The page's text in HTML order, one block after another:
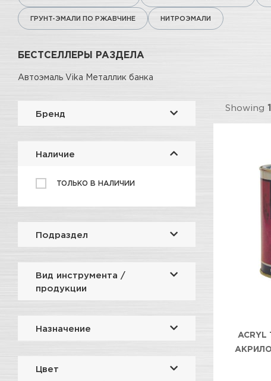
ГРУНТ-ЭМАЛИ ПО РЖАВЧИНЕ НИТРОЭМАЛИ
БЕСТСЕЛЛЕРЫ РАЗДЕЛА
Автоэмаль Vika Металлик банка
Бренд
Наличие
ТОЛЬКО В НАЛИЧИИ
Подраздел
Вид инструмента /
продукции
Назначение
Цвет
Showing
ACRYL